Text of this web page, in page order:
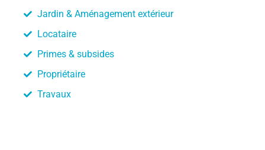
Jardin & Aménagement extérieur
Locataire
Primes & subsides
Propriétaire
Travaux